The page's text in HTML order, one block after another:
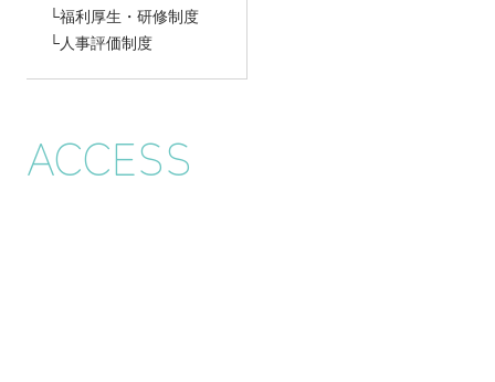
福利厚生・研修制度
人事評価制度
ACCESS